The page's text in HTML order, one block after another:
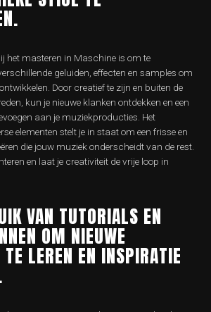
het masteren in Maschine is om te
geluiden, effecten en samples om
Door creatief te zijn en buiten de
kun je nieuwe klanken ontdekken en een
aan je muziekproducties. Het
elementen stelt je in staat om een frisse en
die jouw muziek onderscheidt van de rest.
en laat je creativiteit de vrije loop in
VAN TUTORIALS EN
OM NIEUWE
TE LEREN EN INSPIRATIE